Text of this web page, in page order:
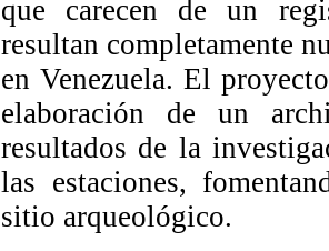
que carecen de un
resultan completamente
en Venezuela. El
elaboración de un
resultados de la
las estaciones,
sitio arqueológico.